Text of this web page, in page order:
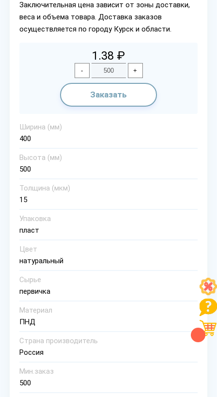
Заключительная цена зависит от зоны доставки,
веса и объема товара. Доставка заказов
осуществляется по городу Курск и области.
1.38 ₽
- +
Заказать
Ширина (мм)
400
Высота (мм)
500
Толщина (мкм)
15
Упаковка
пласт
Цвет
натуральный
Сырье
первичка
Материал
ПНД
Страна производитель
Россия
Мин.заказ
500